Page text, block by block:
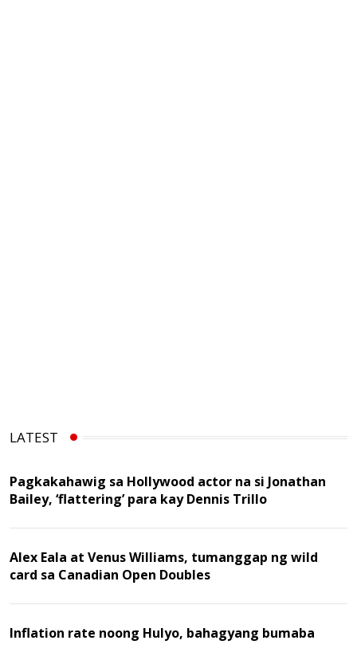
LATEST
Pagkakahawig sa Hollywood actor na si Jonathan
Bailey, ‘flattering’ para kay Dennis Trillo
Alex Eala at Venus Williams, tumanggap ng wild
card sa Canadian Open Doubles
Inflation rate noong Hulyo, bahagyang bumaba